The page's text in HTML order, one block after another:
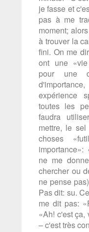
je fasse et
pas à me
moment;
à trouver la
fini. On me
ont une «vie
pour une
expérience
toutes les
faudra
mettre, le
choses
importance»:
ne me
chercher ou
ne pense
Pas dit: su.
me dit pas:
«Ah! c'est
– c'est très